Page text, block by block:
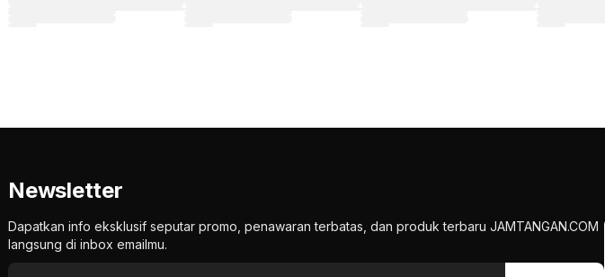
Newsletter
Dapatkan info eksklusif seputar promo, penawaran terbatas, dan produk terbaru JAMTANGAN.COM
langsung di inbox emailmu.